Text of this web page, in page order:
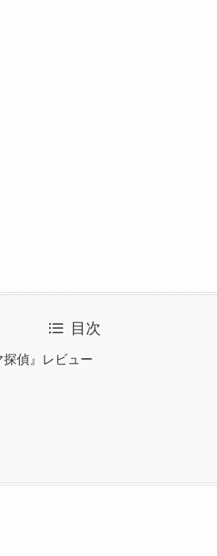
目次
偵』レビュー